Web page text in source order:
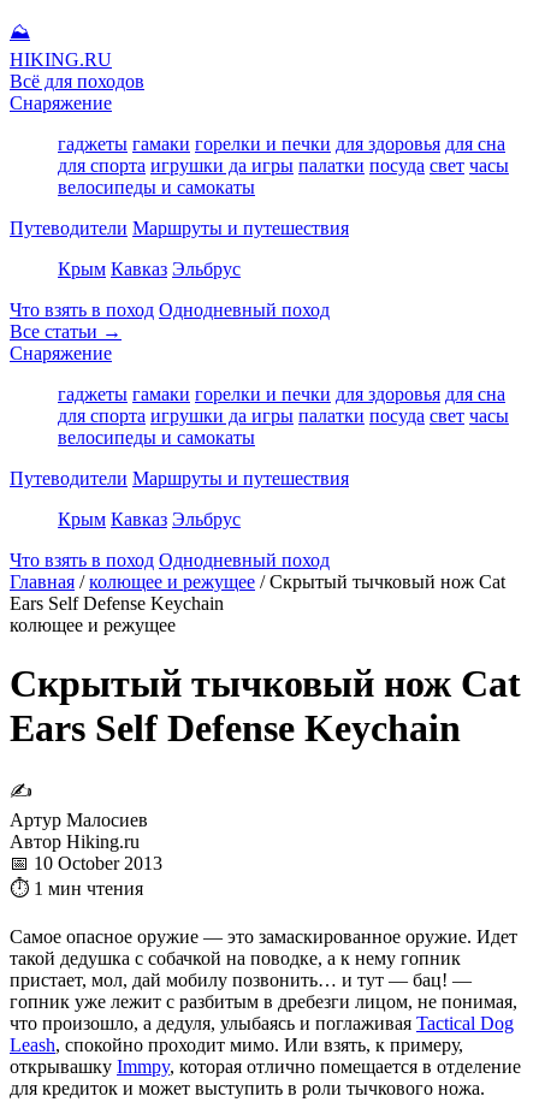
⛰
HIKING.RU
Всё для походов
Снаряжение
гаджеты гамаки горелки и печки для здоровья для сна
для спорта игрушки да игры палатки посуда свет часы
велосипеды и самокаты
Путеводители Маршруты и путешествия
Крым Кавказ Эльбрус
Что взять в поход Однодневный поход
Все статьи →
Снаряжение
гаджеты гамаки горелки и печки для здоровья для сна
для спорта игрушки да игры палатки посуда свет часы
велосипеды и самокаты
Путеводители Маршруты и путешествия
Крым Кавказ Эльбрус
Что взять в поход Однодневный поход
Главная / колющее и режущее / Скрытый тычковый нож Cat
Ears Self Defense Keychain
колющее и режущее
Скрытый тычковый нож Cat
Ears Self Defense Keychain
✍
Артур Малосиев
Автор Hiking.ru
📅 10 October 2013
⏱ 1 мин чтения
Самое опасное оружие — это замаскированное оружие. Идет
такой дедушка с собачкой на поводке, а к нему гопник
пристает, мол, дай мобилу позвонить… и тут — бац! —
гопник уже лежит с разбитым в дребезги лицом, не понимая,
что произошло, а дедуля, улыбаясь и поглаживая Tactical Dog
Leash, спокойно проходит мимо. Или взять, к примеру,
открывашку Immpy, которая отлично помещается в отделение
для кредиток и может выступить в роли тычкового ножа.